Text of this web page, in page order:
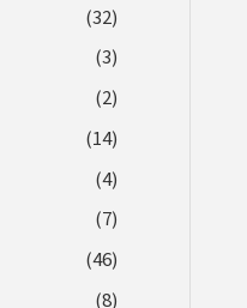
(32)
(3)
(2)
(14)
(4)
(7)
(46)
(8)